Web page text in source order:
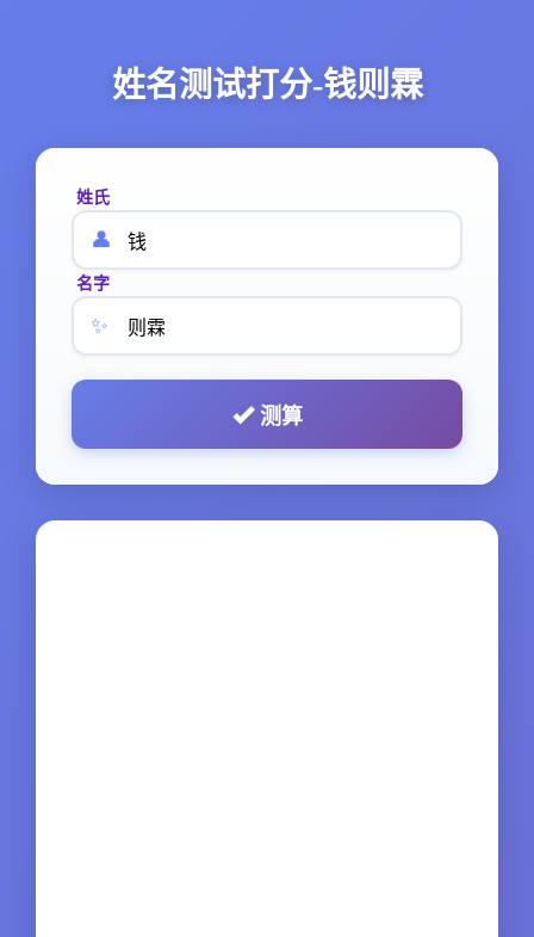
姓名测试打分-钱则霖
姓氏
👤
名字
✨
测算